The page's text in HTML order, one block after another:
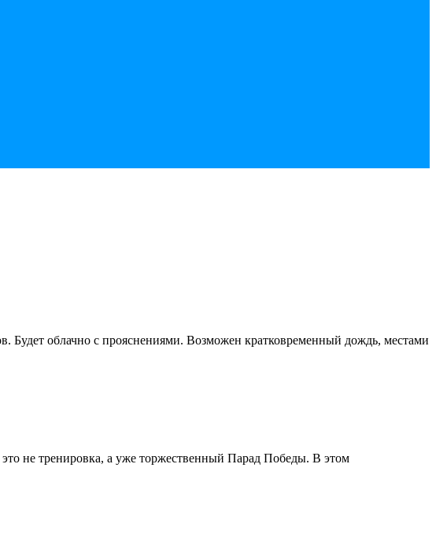
Будет облачно с прояснениями. Возможен кратковременный дождь, местами
не тренировка, а уже торжественный Парад Победы. В этом